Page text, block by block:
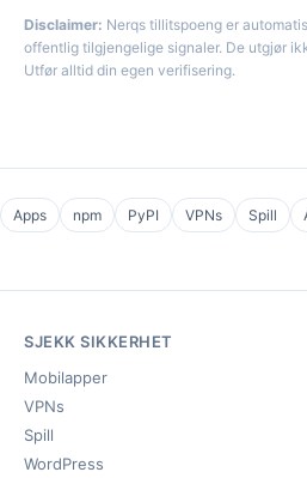
Disclaimer: Nerqs tillitspoeng er
offentlig tilgjengelige signaler. De utgjør
Utfør alltid din egen verifisering.
Apps npm PyPI VPNs Spill
SJEKK SIKKERHET
Mobilapper
VPNs
Spill
WordPress